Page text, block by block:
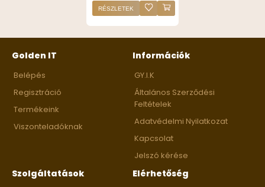
RÉSZLETEK
Golden IT
Belépés
Regisztráció
Termékeink
Viszonteladóknak
Információk
GY.I.K
Általános Szerződési
Feltételek
Adatvédelmi Nyilatkozat
Kapcsolat
Jelszó kérése
Szolgáltatások Elérhetőség